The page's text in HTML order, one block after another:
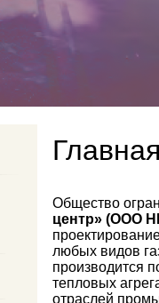
Главная
Общество
центр» (ООО
любых видов
производится
тепловых
отраслей